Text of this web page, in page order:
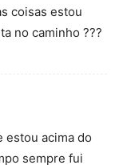
coisas estou
no caminho ???
estou acima do
sempre fui